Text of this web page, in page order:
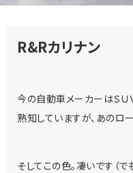
R&Rカリナン
今の自動車メーカーはＳＵ
熟知していますが、あのロー
そしてこの色。凄いです（で